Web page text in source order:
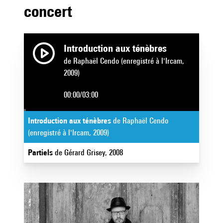
concert
00:00/03:00
Introduction aux ténèbres
de Raphaël Cendo (enregistré à l'Ircam,
2009)
Introduction aux ténèbres de Raphaël Cendo
(enregistré à l'Ircam, 2009)
Partiels de Gérard Grisey, 2008